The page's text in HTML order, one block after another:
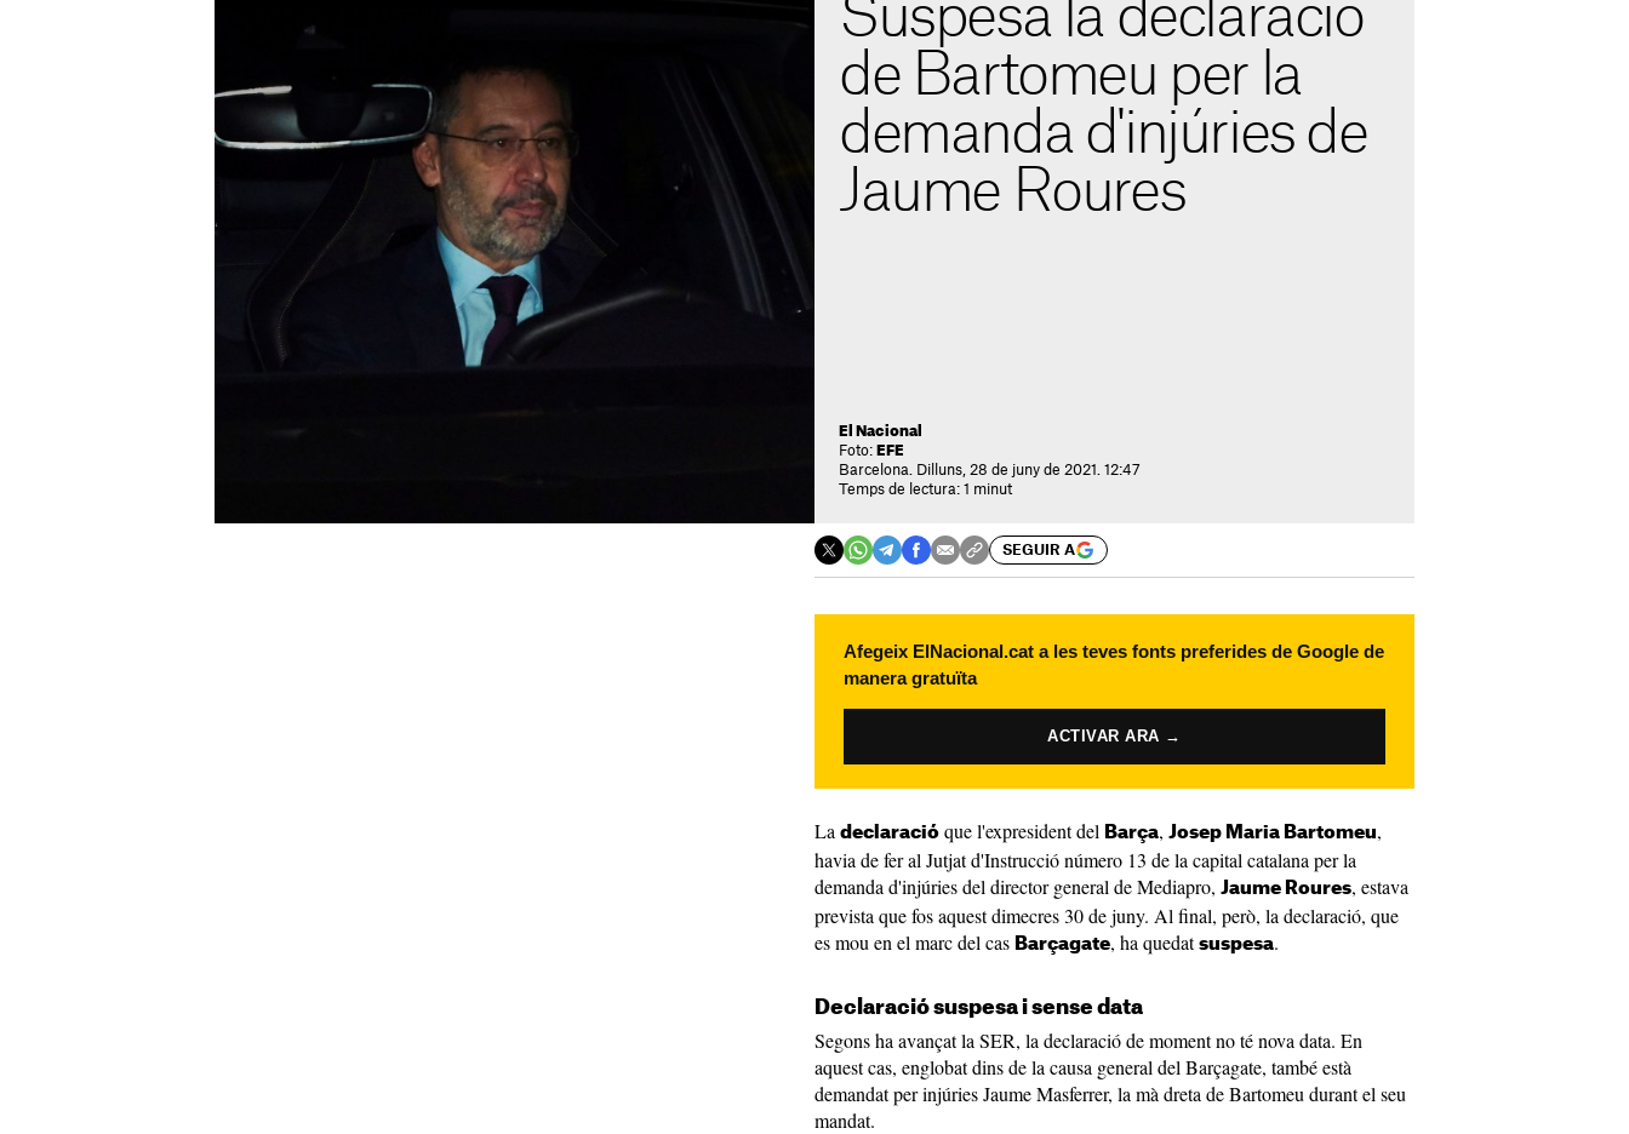
Suspesa la declaració
de Bartomeu per la
demanda d'injúries de
Jaume Roures
El Nacional
Foto: EFE
Barcelona. Dilluns, 28 de juny de 2021. 12:47
Temps de lectura: 1 minut
SEGUIR A
Afegeix ElNacional.cat a les teves fonts preferides de Google de
manera gratuïta
ACTIVAR ARA →
La declaració que l'expresident del Barça, Josep Maria Bartomeu,
havia de fer al Jutjat d'Instrucció número 13 de la capital catalana per la
demanda d'injúries del director general de Mediapro, Jaume Roures, estava
prevista que fos aquest dimecres 30 de juny. Al final, però, la declaració, que
es mou en el marc del cas Barçagate, ha quedat suspesa.
Declaració suspesa i sense data
Segons ha avançat la SER, la declaració de moment no té nova data. En
aquest cas, englobat dins de la causa general del Barçagate, també està
demandat per injúries Jaume Masferrer, la mà dreta de Bartomeu durant el seu
mandat.